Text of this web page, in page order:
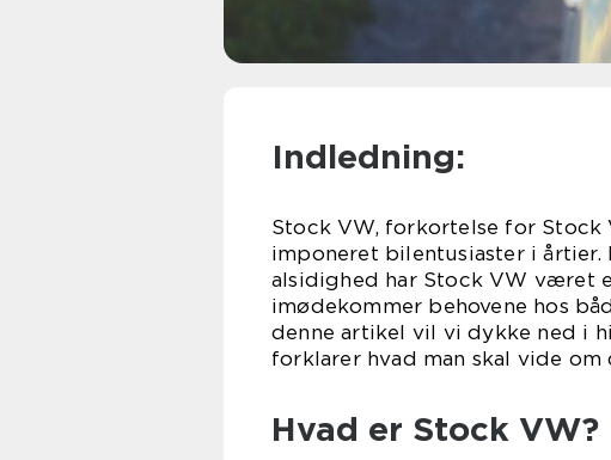
Indledning:
Stock VW, forkortelse for
imponeret bilentusiaster i
alsidighed har Stock VW været
imødekommer behovene hos
denne artikel vil vi dykke ned i
forklarer hvad man skal vide om
Hvad er Stock VW?